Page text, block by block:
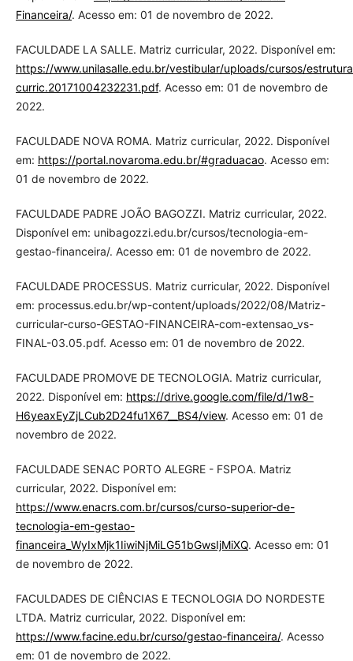
Financeira/. Acesso em: 01 de novembro de 2022.
FACULDADE LA SALLE. Matriz curricular, 2022. Disponível em:
https://www.unilasalle.edu.br/vestibular/uploads/cursos/
curric.20171004232231.pdf. Acesso em: 01 de novembro de
2022.
FACULDADE NOVA ROMA. Matriz curricular, 2022. Disponível
em: https://portal.novaroma.edu.br/#graduacao. Acesso em:
01 de novembro de 2022.
FACULDADE PADRE JOÃO BAGOZZI. Matriz curricular, 2022.
Disponível em: unibagozzi.edu.br/cursos/tecnologia-em-
gestao-financeira/. Acesso em: 01 de novembro de 2022.
FACULDADE PROCESSUS. Matriz curricular, 2022. Disponível
em: processus.edu.br/wp-content/uploads/2022/08/Matriz-
curricular-curso-GESTAO-FINANCEIRA-com-extensao_vs-
FINAL-03.05.pdf. Acesso em: 01 de novembro de 2022.
FACULDADE PROMOVE DE TECNOLOGIA. Matriz curricular,
2022. Disponível em: https://drive.google.com/file/d/1w8-
H6yeaxEyZjLCub2D24fu1X67__BS4/view. Acesso em: 01 de
novembro de 2022.
FACULDADE SENAC PORTO ALEGRE - FSPOA. Matriz
curricular, 2022. Disponível em:
https://www.enacrs.com.br/cursos/curso-superior-de-
tecnologia-em-gestao-
financeira_WyIxMjk1IiwiNjMiLG51bGwsIjMiXQ. Acesso em: 01
de novembro de 2022.
FACULDADES DE CIÊNCIAS E TECNOLOGIA DO NORDESTE
LTDA. Matriz curricular, 2022. Disponível em:
https://www.facine.edu.br/curso/gestao-financeira/. Acesso
em: 01 de novembro de 2022.